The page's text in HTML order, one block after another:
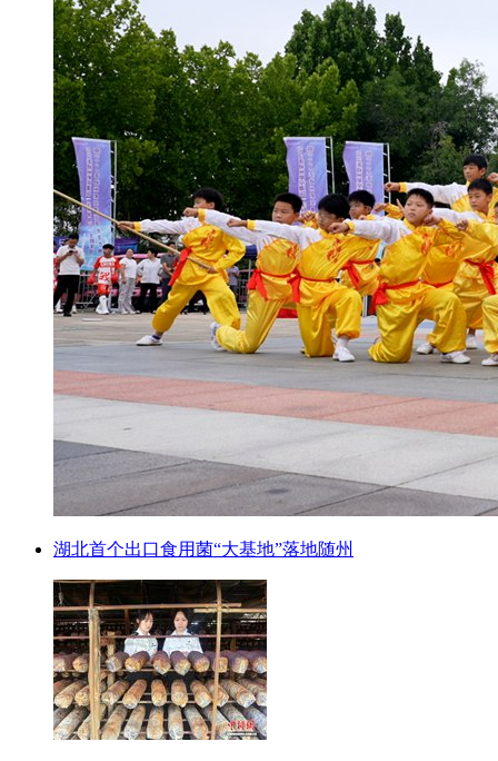
湖北首个出口食用菌“大基地”落地随州